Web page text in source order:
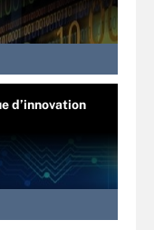
d’innovation